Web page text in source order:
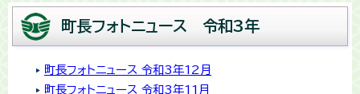
町長フォトニュース 令和3年
町長フォトニュース 令和3年12月
町長フォトニュース 令和3年11月